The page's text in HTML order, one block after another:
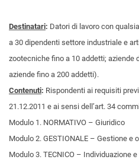
81/08
Destinatari: Datori di lavoro con
a 30 dipendenti settore industriale e
zootecniche fino a 10 addetti; aziende
aziende fino a 200 addetti).
Contenuti: Rispondenti ai requisiti
21.12.2011 e ai sensi dell’art. 34
Modulo 1. NORMATIVO – Giuridico
Modulo 2. GESTIONALE – Gestione e
Modulo 3. TECNICO – Individuazione